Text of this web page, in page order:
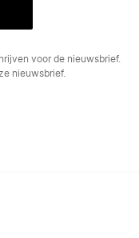
voor de nieuwsbrief.
nieuwsbrief.